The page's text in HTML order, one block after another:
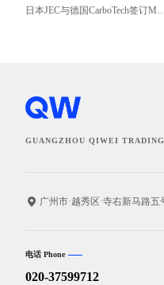
日本JEC与德国CarboTech签订MSC（
GUANGZHOU QIWEI
广州市·越秀区·寺右新马路
电话 Phone
020-37599712